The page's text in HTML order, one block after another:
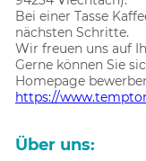
Bei einer Tasse
nächsten Schritte.
Wir freuen uns auf
Gerne können Sie
Homepage
https://
Über uns: